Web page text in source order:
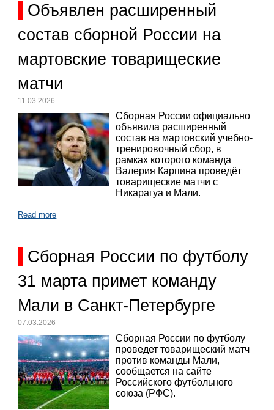
Объявлен расширенный
состав сборной России на
мартовские товарищеские
матчи
11.03.2026
Сборная России официально
объявила расширенный
состав на мартовский учебно-
тренировочный сбор, в
рамках которого команда
Валерия Карпина проведёт
товарищеские матчи с
Никарагуа и Мали.
Read more
Сборная России по футболу
31 марта примет команду
Мали в Санкт-Петербурге
07.03.2026
Сборная России по футболу
проведет товарищеский матч
против команды Мали,
сообщается на сайте
Российского футбольного
союза (РФС).